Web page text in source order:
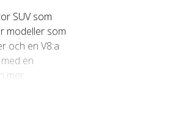
SÖK
SUV som
modeller som
och en V8:a
en
mer